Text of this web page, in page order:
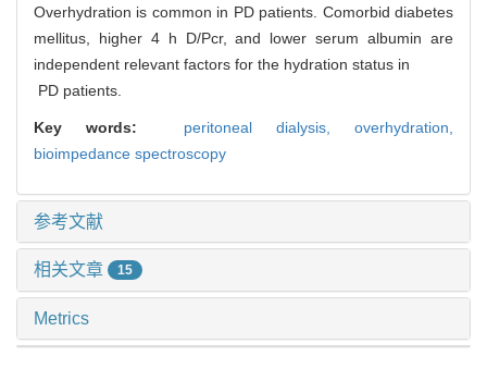
Overhydration is common in PD patients. Comorbid diabetes
mellitus, higher 4 h D/Pcr, and lower serum albumin are
independent relevant factors for the hydration status in
PD patients.
Key words: peritoneal dialysis,overhydration,
bioimpedance spectroscopy
参考文献
相关文章 15
Metrics